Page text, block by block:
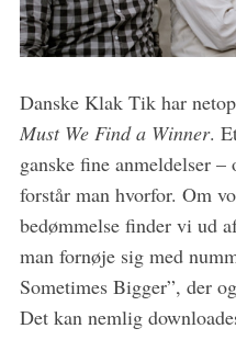
Danske Klak Tik har
Must We Find a Winner.
ganske fine anmeldelser
forstår man hvorfor. Om
bedømmelse finder vi ud
man fornøje sig med
Sometimes Bigger”, der
Det kan nemlig
S
e
r
c
f
o
r